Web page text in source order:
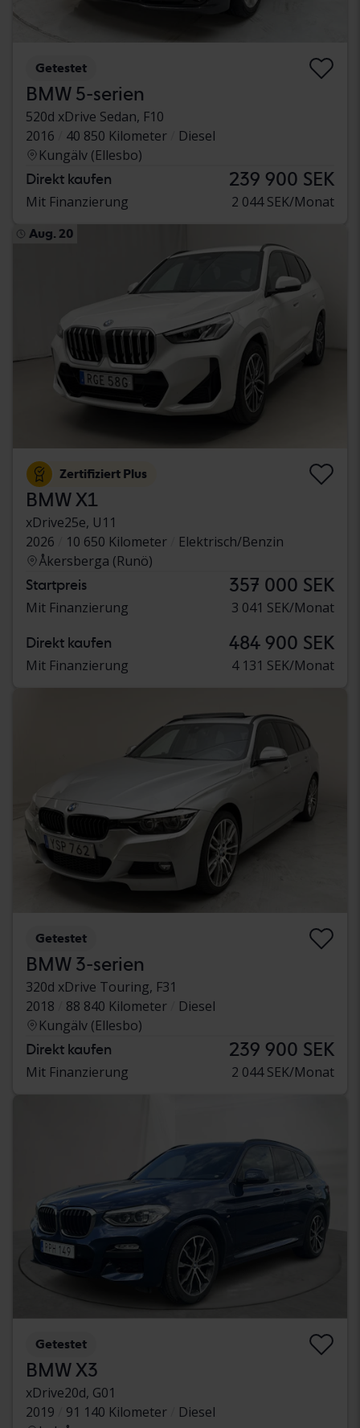
Getestet
BMW 5-serien
520d xDrive Sedan, F10
2016
40 850 Kilometer
Diesel
Kungälv (Ellesbo)
Direkt kaufen 239 900 SEK
Mit Finanzierung 2 044 SEK/Monat
Aug. 20
Zertifiziert Plus
BMW X1
xDrive25e, U11
2026
10 650 Kilometer
Elektrisch/Benzin
Åkersberga (Runö)
Startpreis 357 000 SEK
Mit Finanzierung 3 041 SEK/Monat
Direkt kaufen 484 900 SEK
Mit Finanzierung 4 131 SEK/Monat
Getestet
BMW 3-serien
320d xDrive Touring, F31
2018
88 840 Kilometer
Diesel
Kungälv (Ellesbo)
Direkt kaufen 239 900 SEK
Mit Finanzierung 2 044 SEK/Monat
Getestet
BMW X3
xDrive20d, G01
2019
91 140 Kilometer
Diesel